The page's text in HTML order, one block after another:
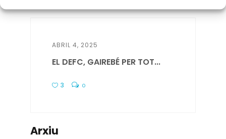
ABRIL 4, 2025
EL DEFC, GAIREBÉ PER TOT...
3 0
Arxiu